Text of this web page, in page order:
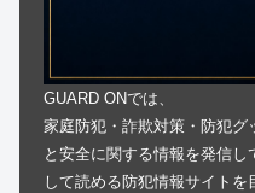
GUARD ONでは、
家庭防犯・詐欺対策・防犯グ
と安全に関する情報を発信
して読める防犯情報サイトを